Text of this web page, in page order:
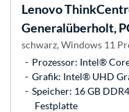
Lenovo
Generalüberholt,
schwarz, Windows 11
Prozessor: Intel®
Grafik: Intel® UHD
Speicher: 16 GB
Festplatte